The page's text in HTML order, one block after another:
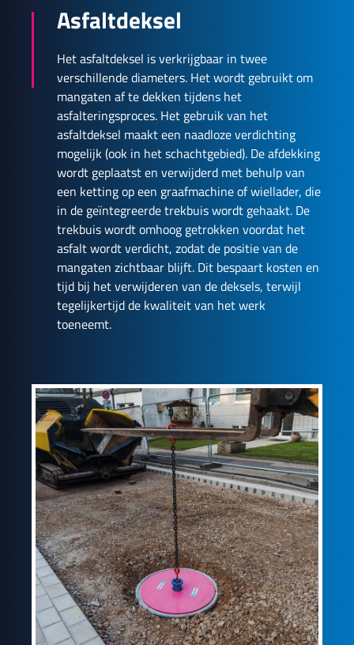
Asfaltdeksel
Het asfaltdeksel is verkrijgbaar in twee
verschillende diameters. Het wordt gebruikt om
mangaten af te dekken tijdens het
asfalteringsproces. Het gebruik van het
asfaltdeksel maakt een naadloze verdichting
mogelijk (ook in het schachtgebied). De afdekking
wordt geplaatst en verwijderd met behulp van
een ketting op een graafmachine of wiellader, die
in de geïntegreerde trekbuis wordt gehaakt. De
trekbuis wordt omhoog getrokken voordat het
asfalt wordt verdicht, zodat de positie van de
mangaten zichtbaar blijft. Dit bespaart kosten en
tijd bij het verwijderen van de deksels, terwijl
tegelijkertijd de kwaliteit van het werk
toeneemt.